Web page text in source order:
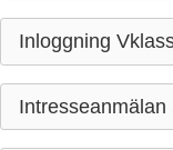
Inloggning